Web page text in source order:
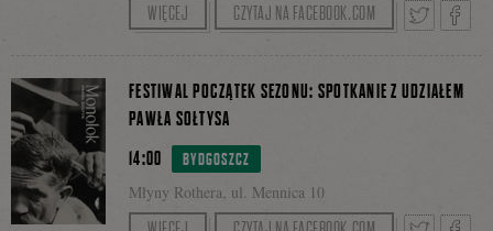
PASMO SPOTKAŃ AUTORSKICH: „Poznań
WIĘCEJ CZYTAJ NA FACEBOOK.COM
14:00 BYDGOSZCZ
Młyny Rothera, ul. Mennica 10
FESTIWAL POCZĄTEK SEZONU: SPOTKANIE Z UDZIAŁEM
PAWŁA SOŁTYSA